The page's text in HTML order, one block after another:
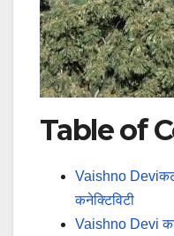
Table of
Vaishno
कनेक्टिविटी
Vaishno Devi